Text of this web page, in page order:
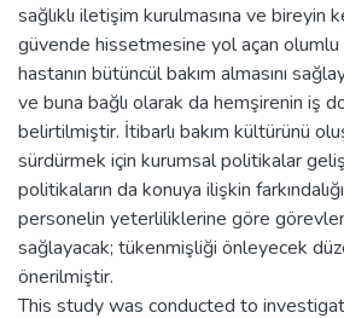
sağlıklı iletişim kurulmasına ve bireyin
güvende hissetmesine yol açan
hastanın bütüncül bakım almasını
ve buna bağlı olarak da hemşirenin iş
belirtilmiştir. İtibarlı bakım kültürünü
sürdürmek için kurumsal politikalar
politikaların da konuya ilişkin
personelin yeterliliklerine göre
sağlayacak; tükenmişliği önleyecek
önerilmiştir.
This study was conducted to